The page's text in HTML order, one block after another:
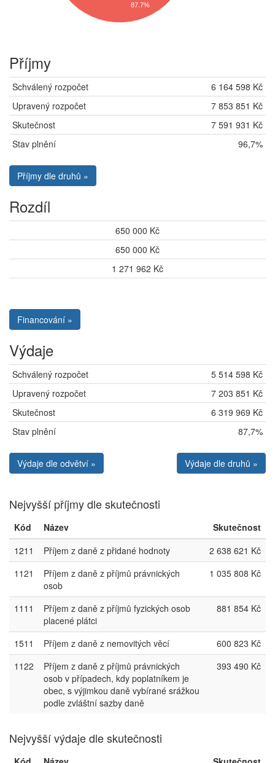
87.7%
Příjmy
Schválený rozpočet
6 164 598 Kč
Upravený rozpočet
7 853 851 Kč
Skutečnost
7 591 931 Kč
Stav plnění
96,7%
Příjmy dle druhů »
Rozdíl
650 000 Kč
650 000 Kč
1 271 962 Kč
Financování »
Výdaje
Schválený rozpočet
5 514 598 Kč
Upravený rozpočet
7 203 851 Kč
Skutečnost
6 319 969 Kč
Stav plnění
87,7%
Výdaje dle odvětví » Výdaje dle druhů »
Nejvyšší příjmy dle skutečnosti
Kód Název
Skutečnost
1211
Příjem z daně z přidané hodnoty
2 638 621 Kč
1121
Příjem z daně z příjmů právnických
osob
1 035 808 Kč
1111
Příjem z daně z příjmů fyzických osob
placené plátci
881 854 Kč
1511 Příjem z daně z nemovitých věcí
600 823 Kč
1122
Příjem z daně z příjmů právnických
osob v případech, kdy poplatníkem je
obec, s výjimkou daně vybírané srážkou
podle zvláštní sazby daně
393 490 Kč
Nejvyšší výdaje dle skutečnosti